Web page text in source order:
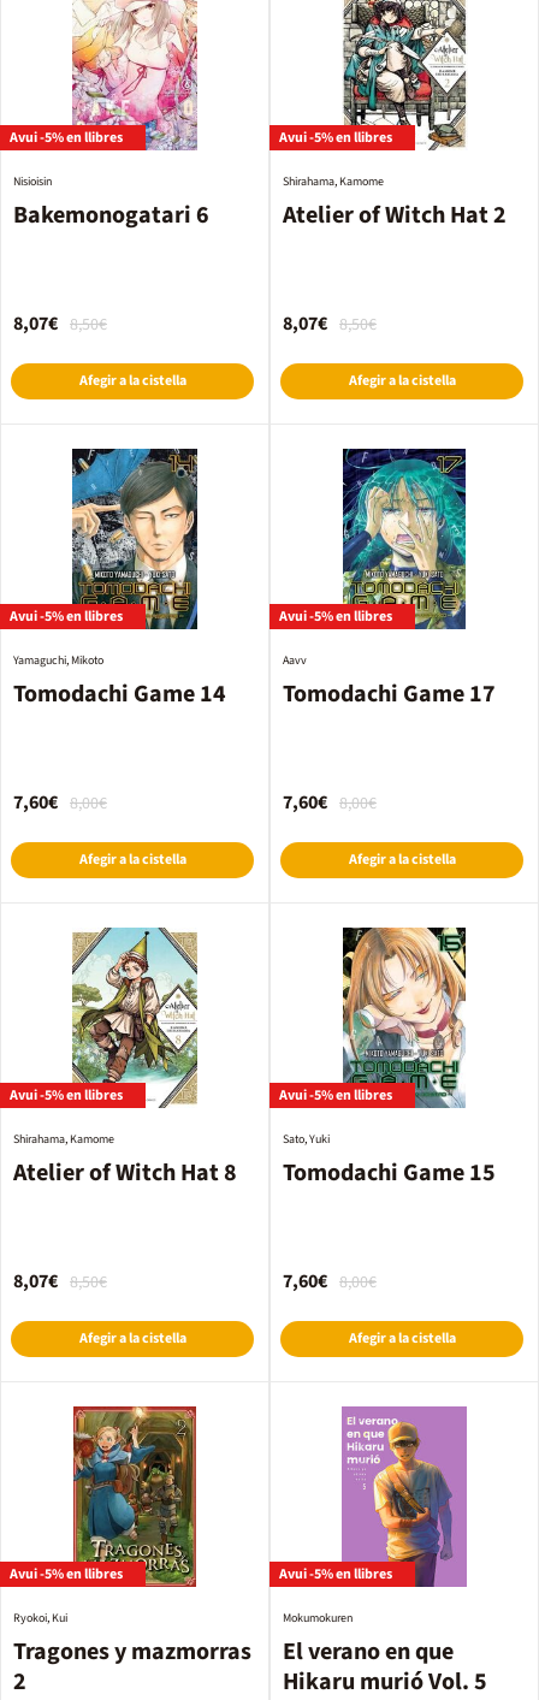
Avui -5% en llibres
Bakemonogatari 6
Nisioisin
8,50€
8,07€
Afegir a la cistella
Avui -5% en llibres
Atelier of Witch Hat 2
Shirahama, Kamome
8,50€
8,07€
Afegir a la cistella
Avui -5% en llibres
Tomodachi Game 14
Yamaguchi, Mikoto
8,00€
7,60€
Afegir a la cistella
Avui -5% en llibres
Tomodachi Game 17
Aavv
8,00€
7,60€
Afegir a la cistella
Avui -5% en llibres
Atelier of Witch Hat 8
Shirahama, Kamome
8,50€
8,07€
Afegir a la cistella
Avui -5% en llibres
Tomodachi Game 15
Sato, Yuki
8,00€
7,60€
Afegir a la cistella
Avui -5% en llibres
Tragones y mazmorras
2
Ryokoi, Kui
Avui -5% en llibres
El verano en que
Hikaru murió Vol. 5
Mokumokuren